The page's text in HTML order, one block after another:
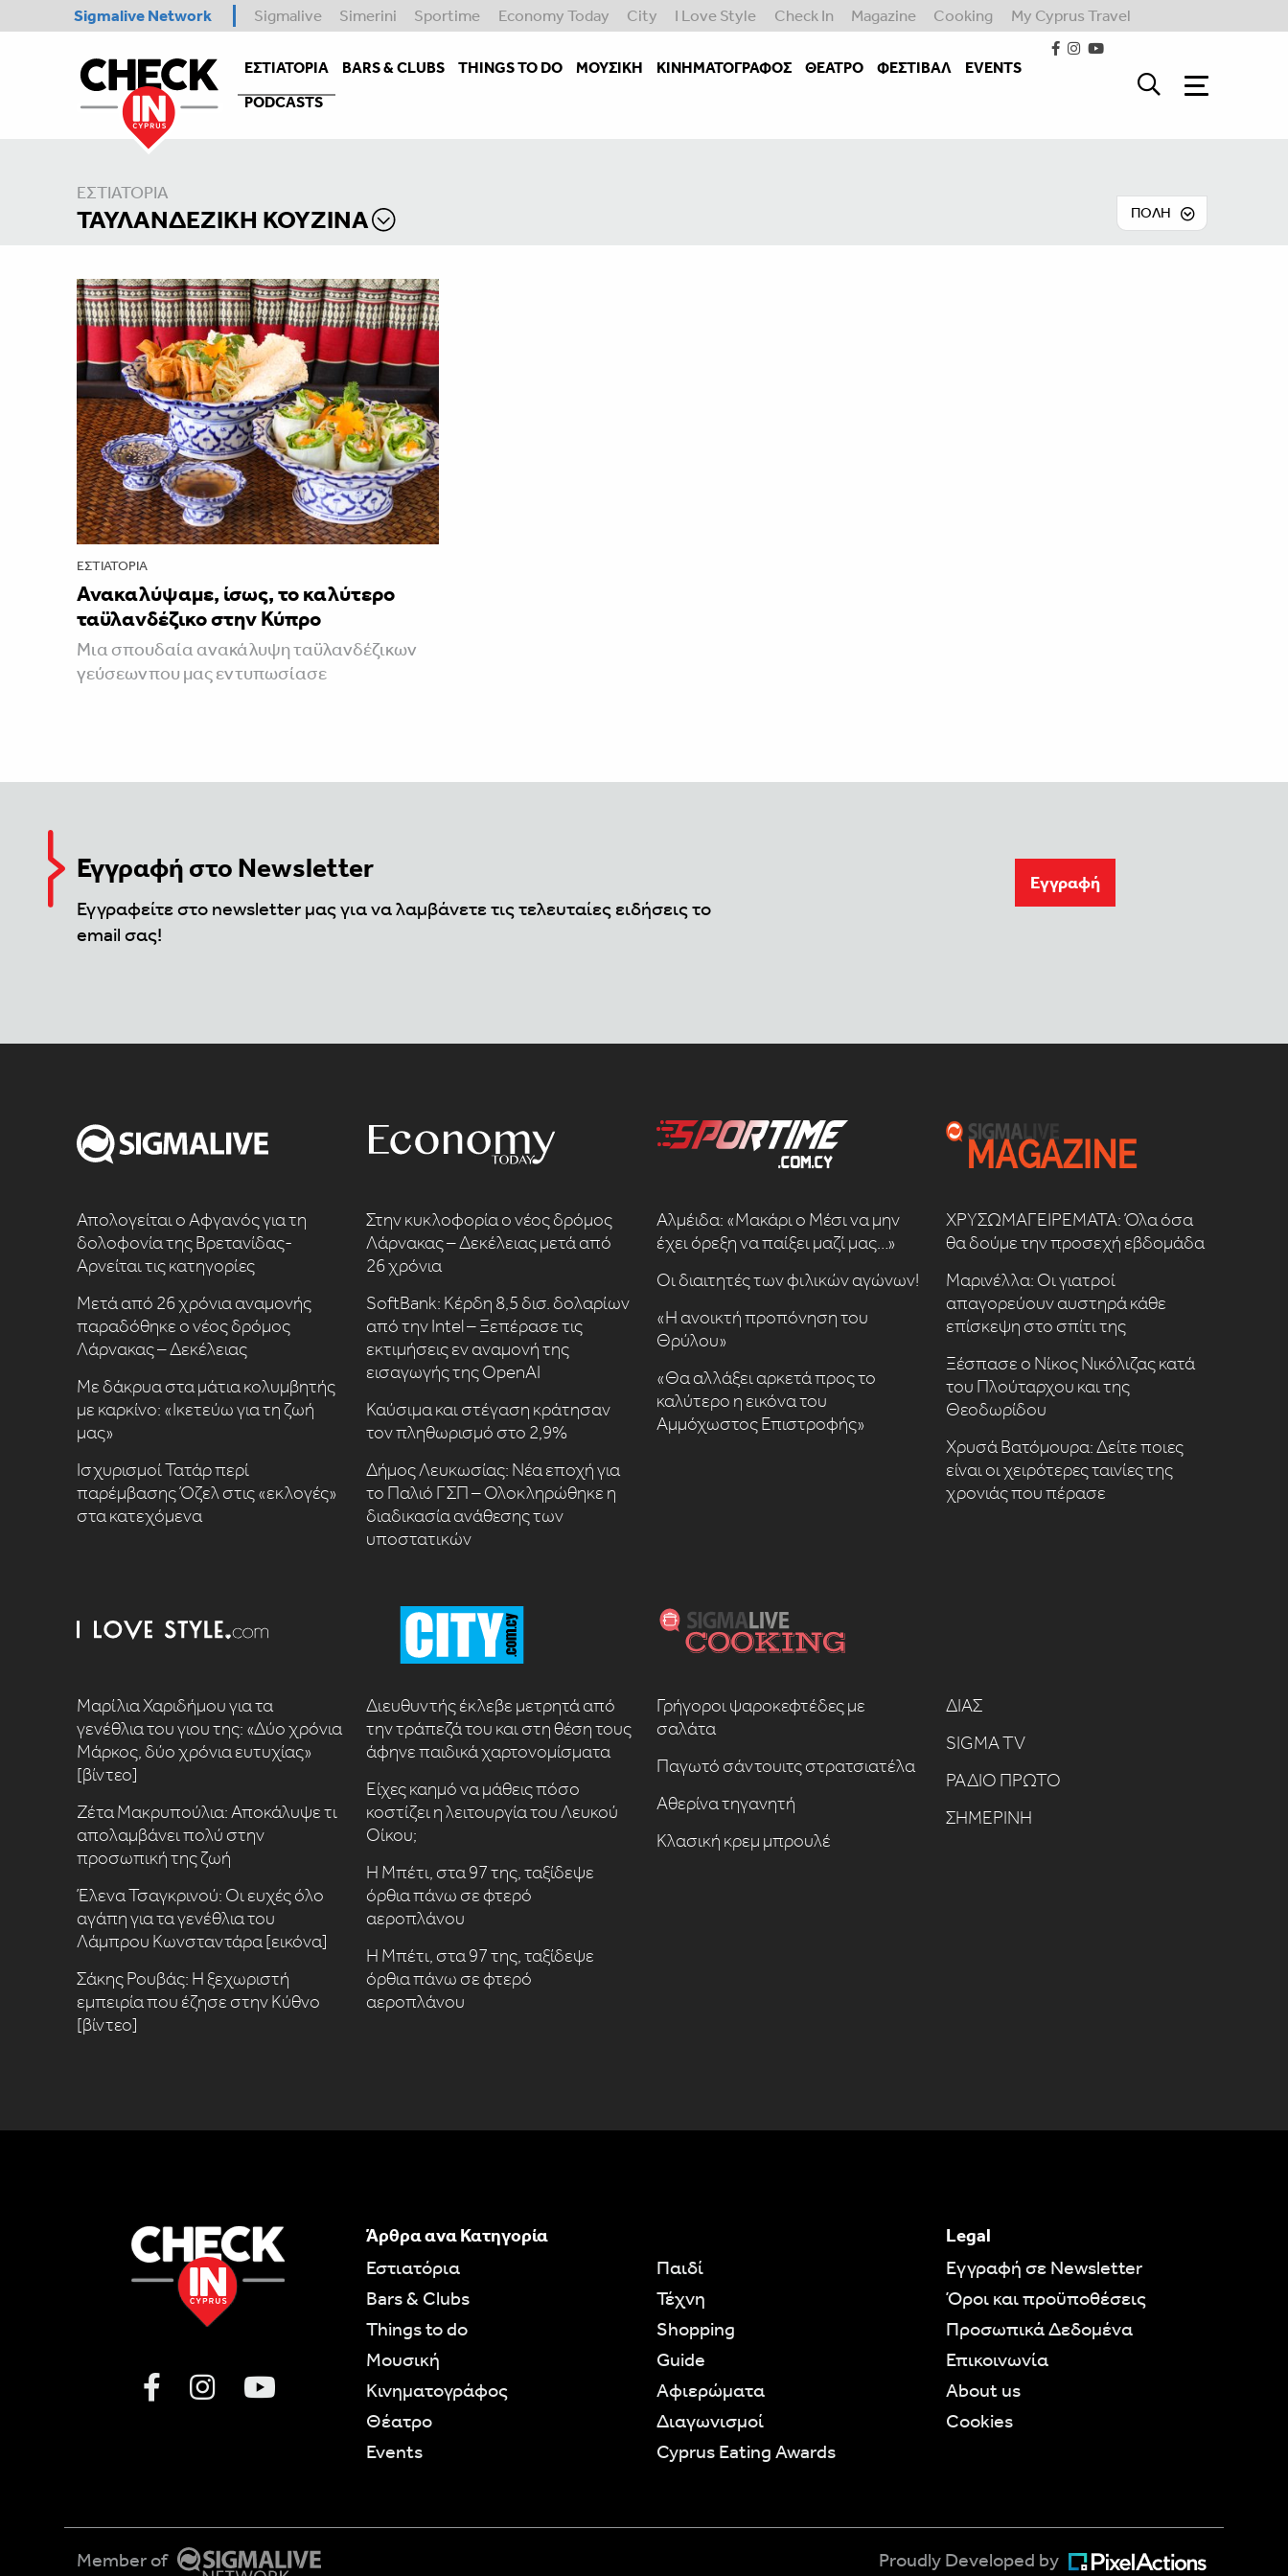
Sigmalive Network Sigmalive Simerini Sportime Economy Today City I Love Style Check In Magazine Cooking My Cyprus Travel
ΕΣΤΙΑΤΌΡΙΑ BARS & CLUBS THINGS TO DO ΜΟΥΣΙΚΉ ΚΙΝΗΜΑΤΟΓΡΆΦΟΣ ΘΈΑΤΡΟ ΦΕΣΤΙΒΑΛ
EVENTS
PODCASTS
ΕΣΤΙΑΤΌΡΙΑ
ΤΑΥΛΑΝΔΈΖΙΚΗ ΚΟΥΖΊΝΑ ΠΟΛΗ
ΕΣΤΙΑΤΌΡΙΑ
Ανακαλύψαμε, ίσως, το καλύτερο
ταϋλανδέζικο στην Κύπρο
Μια σπουδαία ανακάλυψη ταϋλανδέζικων
γεύσεωνπου μας εντυπωσίασε
Εγγραφή στο Newsletter
Εγγραφείτε στο newsletter μας για να λαμβάνετε τις τελευταίες ειδήσεις το
email σας!
Eγγραφή
Απολογείται ο Αφγανός για τη
δολοφονία της Βρετανίδας-
Αρνείται τις κατηγορίες
Μετά από 26 χρόνια αναμονής
παραδόθηκε ο νέος δρόμος
Λάρνακας – Δεκέλειας
Με δάκρυα στα μάτια κολυμβητής
με καρκίνο: «Ικετεύω για τη ζωή
μας»
Ισχυρισμοί Τατάρ περί
παρέμβασης Όζελ στις «εκλογές»
στα κατεχόμενα
Στην κυκλοφορία ο νέος δρόμος
Λάρνακας – Δεκέλειας μετά από
26 χρόνια
SoftBank: Κέρδη 8,5 δισ. δολαρίων
από την Intel – Ξεπέρασε τις
εκτιμήσεις εν αναμονή της
εισαγωγής της OpenAI
Καύσιμα και στέγαση κράτησαν
τον πληθωρισμό στο 2,9%
Δήμος Λευκωσίας: Νέα εποχή για
το Παλιό ΓΣΠ – Ολοκληρώθηκε η
διαδικασία ανάθεσης των
υποστατικών
Αλμέιδα: «Μακάρι ο Μέσι να μην
έχει όρεξη να παίξει μαζί μας…»
Οι διαιτητές των φιλικών αγώνων!
«Η ανοικτή προπόνηση του
Θρύλου»
«Θα αλλάξει αρκετά προς το
καλύτερο η εικόνα του
Αμμόχωστος Επιστροφής»
ΧΡΥΣΩΜΑΓΕΙΡΕΜΑΤΑ: Όλα όσα
θα δούμε την προσεχή εβδομάδα
Μαρινέλλα: Οι γιατροί
απαγορεύουν αυστηρά κάθε
επίσκεψη στο σπίτι της
Ξέσπασε ο Νίκος Νικόλιζας κατά
του Πλούταρχου και της
Θεοδωρίδου
Χρυσά Βατόμουρα: Δείτε ποιες
είναι οι χειρότερες ταινίες της
χρονιάς που πέρασε
Μαρίλια Χαριδήμου για τα
γενέθλια του γιου της: «Δύο χρόνια
Μάρκος, δύο χρόνια ευτυχίας»
[βίντεο]
Ζέτα Μακρυπούλια: Αποκάλυψε τι
απολαμβάνει πολύ στην
προσωπική της ζωή
Έλενα Τσαγκρινού: Οι ευχές όλο
αγάπη για τα γενέθλια του
Λάμπρου Κωνσταντάρα [εικόνα]
Σάκης Ρουβάς: Η ξεχωριστή
εμπειρία που έζησε στην Κύθνο
[βίντεο]
Διευθυντής έκλεβε μετρητά από
την τράπεζά του και στη θέση τους
άφηνε παιδικά χαρτονομίσματα
Είχες καημό να μάθεις πόσο
κοστίζει η λειτουργία του Λευκού
Οίκου;
Η Μπέτι, στα 97 της, ταξίδεψε
όρθια πάνω σε φτερό
αεροπλάνου
Η Μπέτι, στα 97 της, ταξίδεψε
όρθια πάνω σε φτερό
αεροπλάνου
Γρήγοροι ψαροκεφτέδες με
σαλάτα
Παγωτό σάντουιτς στρατσιατέλα
Αθερίνα τηγανητή
Κλασική κρεμ μπρουλέ
ΔΙΑΣ
SIGMA TV
ΡΑΔΙΟ ΠΡΩΤΟ
ΣΗΜΕΡΙΝΗ
Άρθρα ανα Κατηγορία
Εστιατόρια
Bars & Clubs
Things to do
Moυσική
Κινηματογράφος
Θέατρο
Events
Παιδί
Τέχνη
Shopping
Guide
Aφιερώματα
Διαγωνισμοί
Cyprus Eating Awards
Legal
Eγγραφή σε Newsletter
Όροι και προϋποθέσεις
Προσωπικά Δεδομένα
Επικοινωνία
About us
Cookies
Member of Proudly Developed by